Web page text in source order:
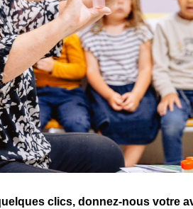
clics, donnez-nous votre